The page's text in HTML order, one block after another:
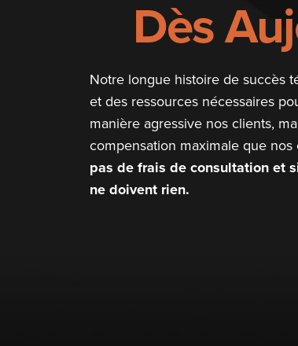
Dès
Notre longue histoire de succès
et des ressources nécessaires
manière agressive nos clients,
compensation maximale que
pas de frais de consultation et
ne doivent rien.